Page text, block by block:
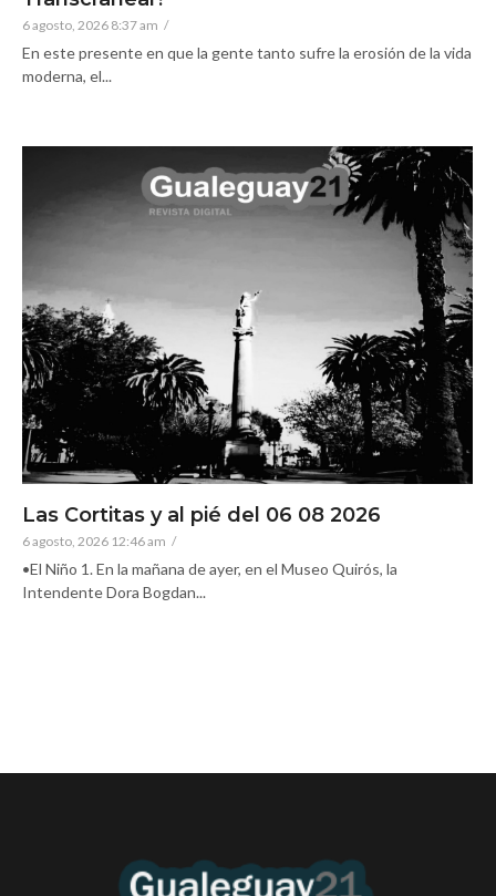
6 agosto, 2026 8:37 am /
En este presente en que la gente tanto sufre la erosión de la vida
moderna, el...
Las Cortitas y al pié del 06 08 2026
6 agosto, 2026 12:46 am /
•El Niño 1. En la mañana de ayer, en el Museo Quirós, la
Intendente Dora Bogdan...